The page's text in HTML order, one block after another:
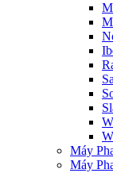
Máy
Máy